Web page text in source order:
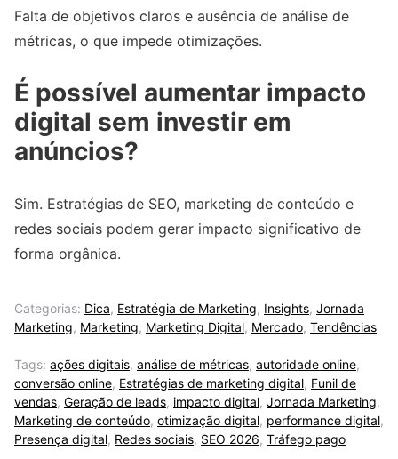
Falta de objetivos claros e ausência de análise de
métricas, o que impede otimizações.
É possível aumentar impacto
digital sem investir em
anúncios?
Sim. Estratégias de SEO, marketing de conteúdo e
redes sociais podem gerar impacto significativo de
forma orgânica.
Categorias: Dica, Estratégia de Marketing, Insights, Jornada
Marketing, Marketing, Marketing Digital, Mercado, Tendências
Tags: ações digitais, análise de métricas, autoridade online,
conversão online, Estratégias de marketing digital, Funil de
vendas, Geração de leads, impacto digital, Jornada Marketing,
Marketing de conteúdo, otimização digital, performance digital,
Presença digital, Redes sociais, SEO 2026, Tráfego pago